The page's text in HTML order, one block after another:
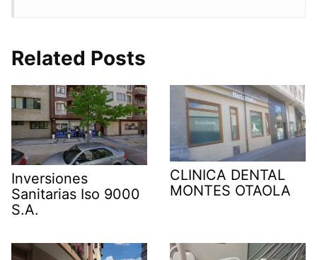
Related Posts
Inversiones
Sanitarias Iso 9000
S.A.
CLINICA DENTAL
MONTES OTAOLA